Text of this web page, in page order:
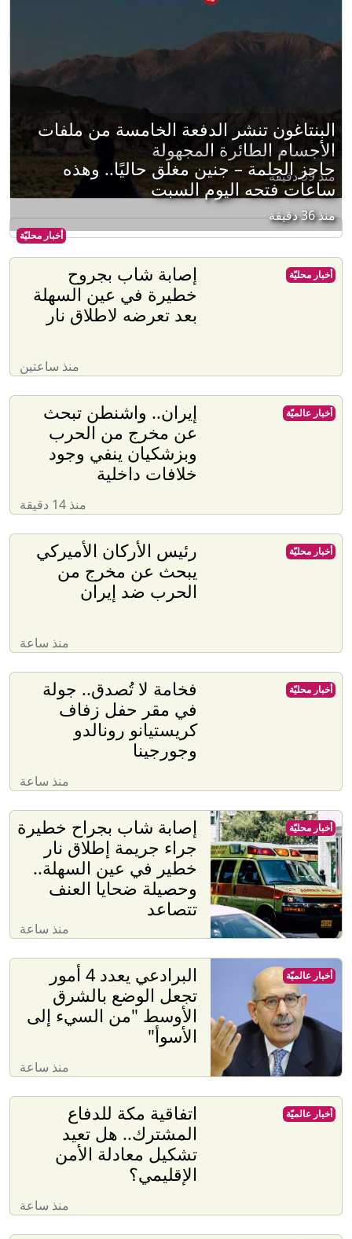
البنتاغون تنشر الدفعة الخامسة من ملفات
الأجسام الطائرة المجهولة
منذ 39 دقيقة
أخبار محليّة
حاجز الجلمة – جنين مغلق حاليًا.. وهذه
ساعات فتحه اليوم السبت
منذ 36 دقيقة
إصابة شاب بجروح
خطيرة في عين السهلة
بعد تعرضه لاطلاق نار
منذ ساعتين
أخبار محليّة
إيران.. واشنطن تبحث
عن مخرج من الحرب
وبزشكيان ينفي وجود
خلافات داخلية
منذ 14 دقيقة
أخبار عالميّة
رئيس الأركان الأميركي
يبحث عن مخرج من
الحرب ضد إيران
منذ ساعة
أخبار محليّة
فخامة لا تُصدق.. جولة
في مقر حفل زفاف
كريستيانو رونالدو
وجورجينا
منذ ساعة
أخبار محليّة
إصابة شاب بجراح خطيرة
جراء جريمة إطلاق نار
خطير في عين السهلة..
وحصيلة ضحايا العنف
تتصاعد
منذ ساعة
أخبار محليّة
البرادعي يعدد 4 أمور
تجعل الوضع بالشرق
الأوسط "من السيء إلى
الأسوأ"
منذ ساعة
أخبار عالميّة
اتفاقية مكة للدفاع
المشترك.. هل تعيد
تشكيل معادلة الأمن
الإقليمي؟
منذ ساعة
أخبار عالميّة